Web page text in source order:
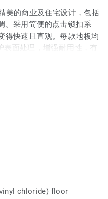
美的商业及住宅设计，包括
。采用简便的点击锁扣系
得快速且直观。每款地板均
面处理，增强耐用性，有
Click 55专为高强度使用
chloride) floor